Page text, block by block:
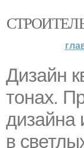
Дизайн
тонах.
дизайна
в